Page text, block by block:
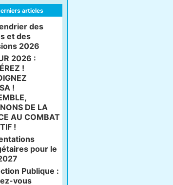
articles
des
et des
2026
2026 :
!
!
DE LA
AU COMBAT
!
pour le
Publique :
vous